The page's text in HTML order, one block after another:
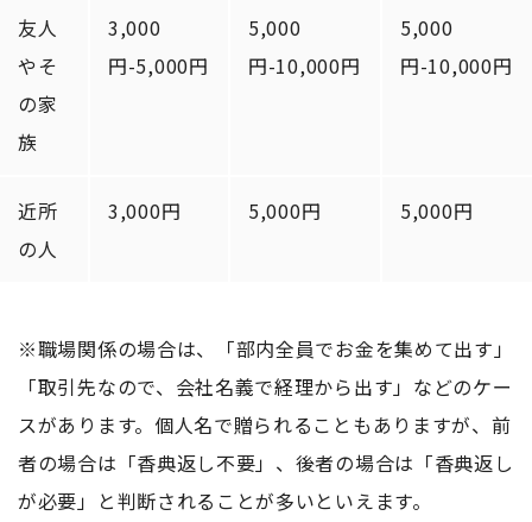
友人
やそ
の家
族
3,000
円-5,000円
5,000
円-10,000円
5,000
円-10,000円
近所
の人
3,000円 5,000円 5,000円
※職場関係の場合は、「部内全員でお金を集めて出す」
「取引先なので、会社名義で経理から出す」などのケー
スがあります。個人名で贈られることもありますが、前
者の場合は「香典返し不要」、後者の場合は「香典返し
が必要」と判断されることが多いといえます。